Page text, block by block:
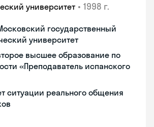
университет • 1998 г.
государственный
университет
высшее образование по
«Преподаватель испанского
ситуации реального общения